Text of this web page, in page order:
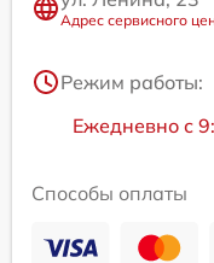
Адрес сервисного
Режим работы:
Ежедневно с
Способы оплаты